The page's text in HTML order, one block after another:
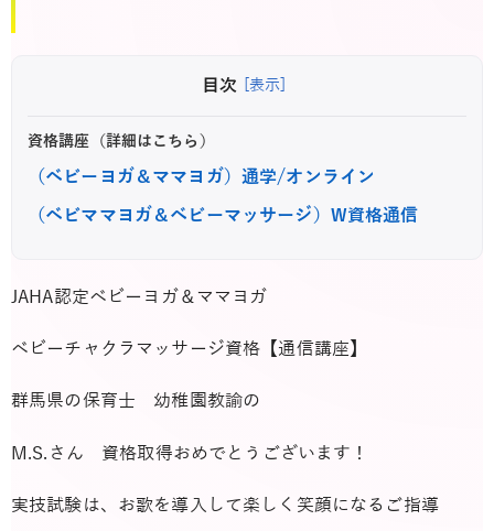
目次 [表示]
資格講座（詳細はこちら）
（ベビーヨガ＆ママヨガ）通学/オンライン
（ベビママヨガ＆ベビーマッサージ）W資格通信
JAHA認定ベビーヨガ＆ママヨガ
ベビーチャクラマッサージ資格【通信講座】
群馬県の保育士 幼稚園教諭の
M.S.さん 資格取得おめでとうございます！
実技試験は、お歌を導入して楽しく笑顔になるご指導